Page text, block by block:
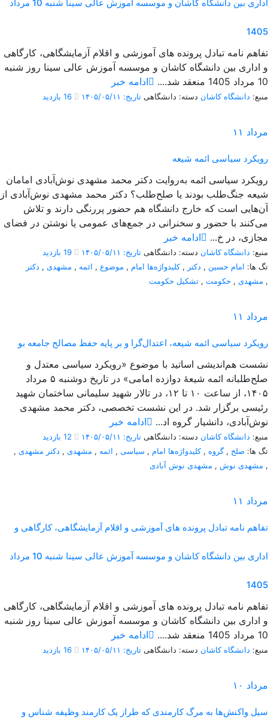
اداری بین دانشگاه کاشان و موسسه آموزش عالی سینا شنبه 10 مرداد
1405
تفاهم نامه تبادل پرونده‌ های آموزشی و اقلام آزمایشگاهی، کارگاهی
و اداری بین دانشگاه کاشان و موسسه آموزش عالی سینا روز شنبه
10 مرداد 1405 منعقد شد....
ادامه خبر
منبع: دانشگاه کاشان دسته: دانشگاهی تاریخ: ۱۴۰۵/۰۵/۱۱
۱۱ مرداد
رویکرد سیاسی ائمه شیعه
شیعه جنگ‌طلب بودند یا صلح‌طلب؟ دکتر محمد مشهدی نوش‌آبادی از
آن‌هایی است که خارج دانشگاه هم حضور پررنگی دارند و تلاش
می‌کنند با حضور و سخنرانی در جمع‌های عمومی یا نوشتن در فضای
مجازی، در خ...
ادامه خبر
منبع: دانشگاه کاشان دسته: دانشگاهی تاریخ: ۱۴۰۵/۰۵/۱۱
تگ ها: امام حسین , دکتر ,کلیدواژه‌ها امام , موضوع , ائمه , مشهدی , دکتر
مشهدی , حکومت , تشکیل حکومت ,
۱۱ مرداد
رویکرد سیاسی ائمه شیعه، اعتدال‌گرا و بر پایه حفظ مصالح جامعه بو
نشست هم‌اندیشی اساتید با موضوع «رویکرد سیاسی معتدل و
صلح‌طلبانه ائمه شیعۀ دوازده امامی» در تاریخ دوشنبه ۵ مرداد
۱۴۰۵، از ساعت ۱۰ تا ۱۲، در تالار شهید سلیمانی ساختمان شهید
رئیسی برگزار شد. در این نشست تخصصی، دکتر محمد مشهدی
نوش‌آبادی، دانشیار گروه اد...
ادامه خبر
منبع: دانشگاه کاشان دسته: دانشگاهی تاریخ: ۱۴۰۵/۰۵/۱۱
تگ ها: صلح ,گروه ,کلیدواژه‌ها امام , سیاسی , ائمه , مشهدی , دکتر مشهدی ,
مشهدی نوش , مشهدی نوش آبادی ,
۱۱ مرداد
تفاهم نامه تبادل پرونده‌ های آموزشی و اقلام آزمایشگاهی، کارگاهی و
اداری بین دانشگاه کاشان و موسسه آموزش عالی سینا شنبه 10 مرداد
1405
تفاهم نامه تبادل پرونده‌ های آموزشی و اقلام آزمایشگاهی، کارگاهی
و اداری بین دانشگاه کاشان و موسسه آموزش عالی سینا روز شنبه
10 مرداد 1405 منعقد شد....
ادامه خبر
منبع: دانشگاه کاشان دسته: دانشگاهی تاریخ: ۱۴۰۵/۰۵/۱۱
۱۰ مرداد
سیل واکنش‌ها به مرگ کارمندی که طراز یک کارمند وظیفه شناس و